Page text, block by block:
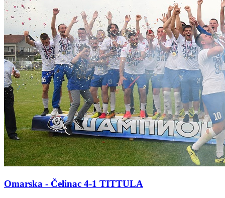
Omarska - Čelinac 4-1 TITTULA